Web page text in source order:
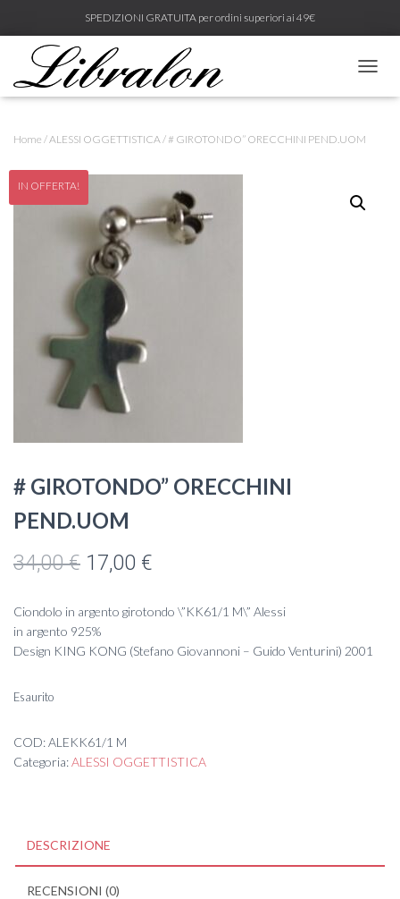
SPEDIZIONI GRATUITA per ordini superiori ai 49€
A
Home /ALESSI OGGETTISTICA/ # GIROTONDO” ORECCHINI PEND.UOM
IN OFFERTA!
# GIROTONDO” ORECCHINI
PEND.UOM
34,00€ Il
originale
era:
17,00 €
è:
Ciondolo in argento girotondo \”KK61/1 M\” Alessi
in argento 925%
Design KING KONG (Stefano Giovannoni – Guido Venturini) 2001
Esaurito
COD:ALEKK61/1 M
Categoria:ALESSI OGGETTISTICA
DESCRIZIONE
RECENSIONI (0)